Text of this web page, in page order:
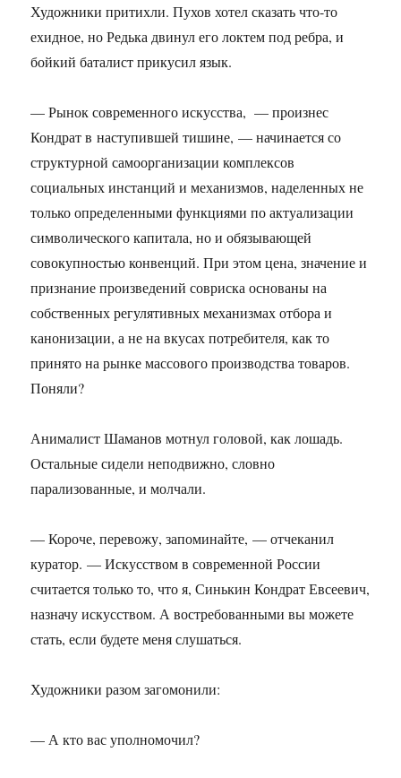
Художники притихли. Пухов хотел сказать что-то
ехидное, но Редька двинул его локтем под ребра, и
бойкий баталист прикусил язык.
— Рынок современного искусства, — произнес
Кондрат в наступившей тишине, — начинается со
структурной самоорганизации комплексов
социальных инстанций и механизмов, наделенных не
только определенными функциями по актуализации
символического капитала, но и обязывающей
совокупностью конвенций. При этом цена, значение и
признание произведений совриска основаны на
собственных регулятивных механизмах отбора и
канонизации, а не на вкусах потребителя, как то
принято на рынке массового производства товаров.
Поняли?
Анималист Шаманов мотнул головой, как лошадь.
Остальные сидели неподвижно, словно
парализованные, и молчали.
— Короче, перевожу, запоминайте, — отчеканил
куратор. — Искусством в современной России
считается только то, что я, Синькин Кондрат Евсеевич,
назначу искусством. А востребованными вы можете
стать, если будете меня слушаться.
Художники разом загомонили:
— А кто вас уполномочил?